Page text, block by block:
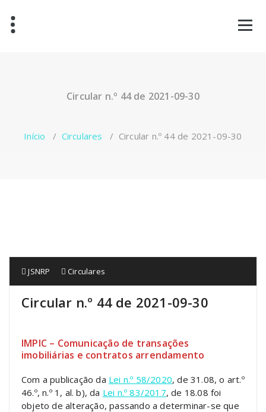
para
Circular n.º 44 de 2021-09-30
Início / Circulares / Circular n.º 44 de 2021-09-30
JSNRP Circulares
Circular n.º 44 de 2021-09-30
IMPIC – Comunicação de transações
imobiliárias e contratos arrendamento
Com a publicação da Lei n.º 58/2020, de 31.08, o art.º
46.º, n.º 1, al. b), da Lei n.º 83/2017, de 18.08 foi
objeto de alteração, passando a determinar-se que